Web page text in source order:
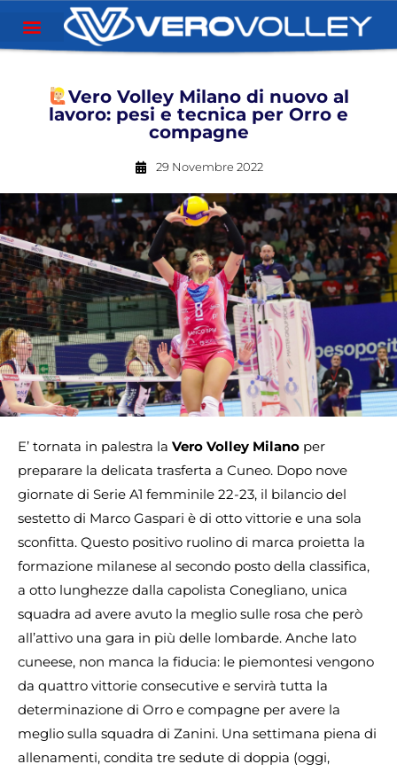
Vero Volley Milano di nuovo al
lavoro: pesi e tecnica per Orro e
compagne
29 Novembre 2022
E’ tornata in palestra la Vero Volley Milano per
preparare la delicata trasferta a Cuneo. Dopo nove
giornate di Serie A1 femminile 22-23, il bilancio del
sestetto di Marco Gaspari è di otto vittorie e una sola
sconfitta. Questo positivo ruolino di marca proietta la
formazione milanese al secondo posto della classifica,
a otto lunghezze dalla capolista Conegliano, unica
squadra ad avere avuto la meglio sulle rosa che però
all’attivo una gara in più delle lombarde. Anche lato
cuneese, non manca la fiducia: le piemontesi vengono
da quattro vittorie consecutive e servirà tutta la
determinazione di Orro e compagne per avere la
meglio sulla squadra di Zanini. Una settimana piena di
allenamenti, condita tre sedute di doppia (oggi,